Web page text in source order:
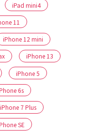
iPad mini4
11
iPhone 12 mini
iPhone 13
iPhone 5
6s
iPhone 7 Plus
SE